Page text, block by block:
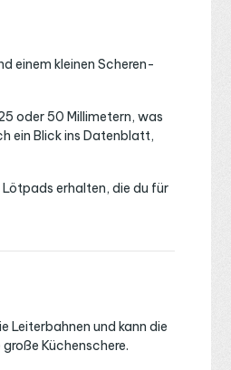
einem kleinen Scheren-
oder 50 Millimetern, was
ein Blick ins Datenblatt,
erhalten, die du für
Leiterbahnen und kann die
Küchenschere.